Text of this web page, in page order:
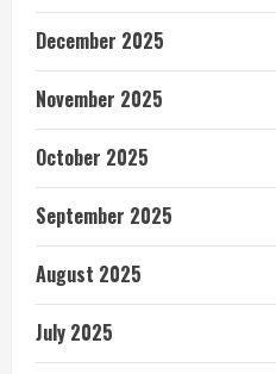
December 2025
November 2025
October 2025
September 2025
August 2025
July 2025